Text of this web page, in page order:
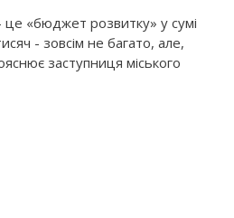
«бюджет розвитку» у сумі
- зовсім не багато, але,
заступниця міського